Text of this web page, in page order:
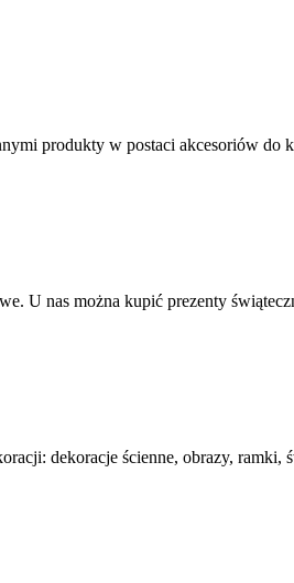
produkty w postaci akcesoriów do
U nas można kupić prezenty
dekoracje ścienne, obrazy, ramki,